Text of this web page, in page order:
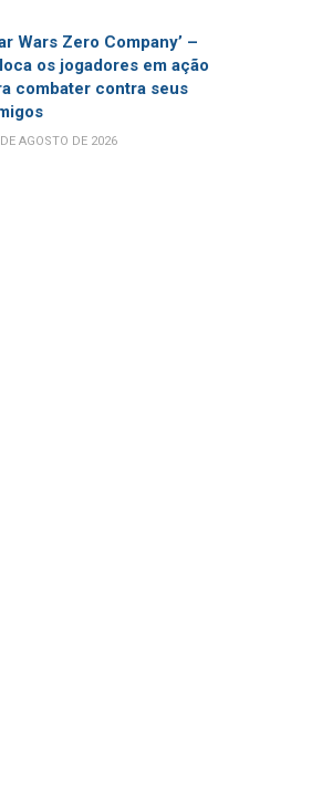
Wars Zero Company’ –
os jogadores em ação
combater contra seus
AGOSTO DE 2026